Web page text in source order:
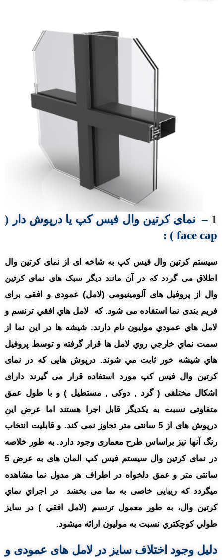
1
–نمای کرتین وال فیس کپ یادرپوش دار (
face cap )
:
سیستم کرتین وال فیس کپ به شاخه ای از نمای کرتین وال
اطلاق می گردد که در آن مانند دیگر سبک های نمای کرتین
وال از پروفیل های آلومینیومی (لامل) عمودی و افقی برای
فریم بندی نما استفاده می شود. که لامل هاي افقي ترنسم و
لامل هاي عمودي موليون نام دارند. شيشه ها در اين نما از
سمت نماي خارجي روي لامل ها قرار گرفته و توسط پروفيل
هاي شيشه خور ثابت مي شوند. درپوش هایی که در نمای
کرتین وال فیس کپ مورد استفاده قرار می گیرند دارای
اشکال مختلفی ( گرد , دوکی , مستطیل ) و با طول عمق
متفاوتی نسبت به یکدیگر قابل اجرا هستند اما عرض این
درپوش های از 5 سانتی متر تجاوز نمی کند. و قابلیت انتخاب
رنگ آنها نیز براساس طرح معماری وجود دارد. به طور خلاصه
در نمای کرتین وال سیستم فیس کپ المان های به عرض 5
سانتی متر و عمق دلخواه در اطراف هر مدول نما مشاهده
میگردد که زیبایی خاصی به نما می بخشد در اجراي نماي
کرتين وال، به طور معمول ترنسم (لامل افقي ) در سايز
طولي کوچکتري نسبت به موليون ارائه ميشود.
دلیل وجود اختلاف سايز در لامل های عمودی و